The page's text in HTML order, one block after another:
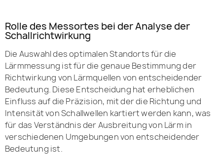
Rolle des Messortes bei der Analyse der
Schallrichtwirkung
Die Auswahl des optimalen Standorts für die
Lärmmessung ist für die genaue Bestimmung der
Richtwirkung von Lärmquellen von entscheidender
Bedeutung. Diese Entscheidung hat erheblichen
Einfluss auf die Präzision, mit der die Richtung und
Intensität von Schallwellen kartiert werden kann, was
für das Verständnis der Ausbreitung von Lärm in
verschiedenen Umgebungen von entscheidender
Bedeutung ist.